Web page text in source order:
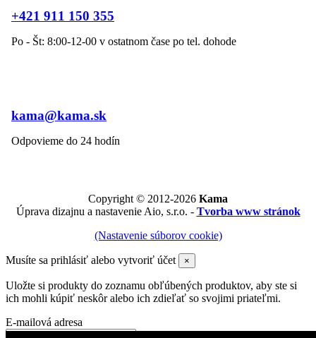
+421 911 150 355
Po - Št: 8:00-12-00 v ostatnom čase po tel. dohode
kama@kama.sk
Odpovieme do 24 hodín
Copyright © 2012-2026 Kama
Úprava dizajnu a nastavenie Aio, s.r.o. - Tvorba www stránok
(Nastavenie súborov cookie)
Musíte sa prihlásiť alebo vytvoriť účet ×
Uložte si produkty do zoznamu obľúbených produktov, aby ste si
ich mohli kúpiť neskôr alebo ich zdieľať so svojimi priateľmi.
E-mailová adresa